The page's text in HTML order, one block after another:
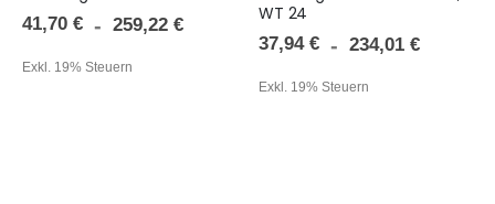
41,70 € 259,22 €
Exkl. 19% Steuern
WT 24
37,94 € 234,01 €
Exkl. 19% Steuern